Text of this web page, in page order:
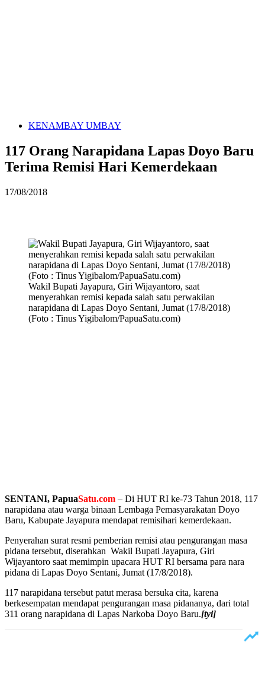
KENAMBAY UMBAY
117 Orang Narapidana Lapas Doyo Baru
Terima Remisi Hari Kemerdekaan
17/08/2018
Wakil Bupati Jayapura, Giri Wijayantoro, saat
menyerahkan remisi kepada salah satu perwakilan
narapidana di Lapas Doyo Sentani, Jumat (17/8/2018)
(Foto : Tinus Yigibalom/PapuaSatu.com)
SENTANI, PapuaSatu.com – Di HUT RI ke-73 Tahun 2018, 117
narapidana atau warga binaan Lembaga Pemasyarakatan Doyo
Baru, Kabupate Jayapura mendapat remisihari kemerdekaan.
Penyerahan surat resmi pemberian remisi atau pengurangan masa
pidana tersebut, diserahkan Wakil Bupati Jayapura, Giri
Wijayantoro saat memimpin upacara HUT RI bersama para nara
pidana di Lapas Doyo Sentani, Jumat (17/8/2018).
117 narapidana tersebut patut merasa bersuka cita, karena
berkesempatan mendapat pengurangan masa pidananya, dari total
311 orang narapidana di Lapas Narkoba Doyo Baru.[tyi]